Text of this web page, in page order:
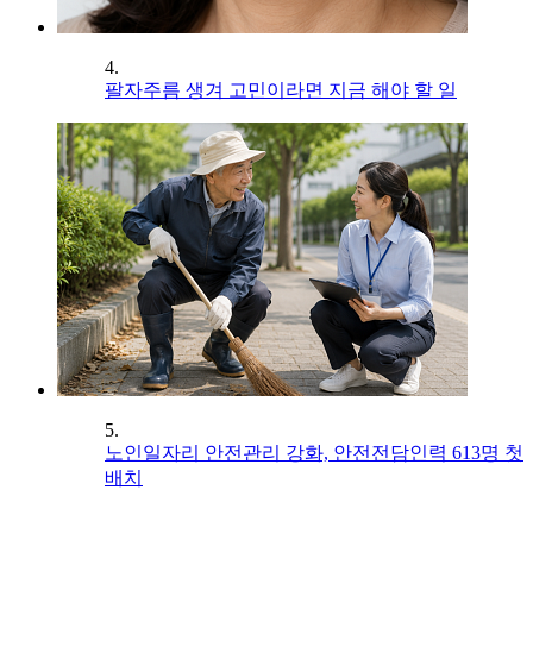
4.
팔자주름 생겨 고민이라면 지금 해야 할 일
5.
노인일자리 안전관리 강화, 안전전담인력 613명 첫
배치